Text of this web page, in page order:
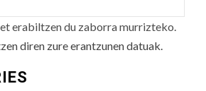
erabiltzen du zaborra murrizteko.
diren zure erantzunen datuak.